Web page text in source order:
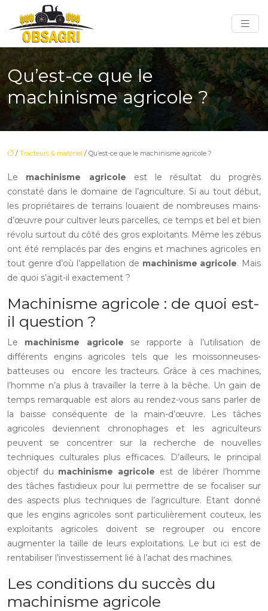
Qu’est-ce que le
machinisme agricole ?
/ Tracteurs & matériel / Qu’est-ce que le machinisme agricole ?
Le machinisme agricole est le résultat du progrès
constaté dans le domaine de l’agriculture. Si au tout début,
les propriétaires de terrains louaient de nombreuses mains-
d’œuvre pour cultiver leurs parcelles, ce temps et bel et bien
révolu surtout du côté des gros exploitants. Même les zébus
ont été remplacés par des engins et machines agricoles en
tout genre d’où l’appellation de machinisme agricole. Mais
de quoi s’agit-il exactement ?
Machinisme agricole : de quoi est-
il question ?
Le machinisme agricole se rapporte à l’utilisation de
différents engins agricoles tels que les moissonneuses-
batteuses ou encore les tracteurs. Grâce à ces machines,
l’homme n’a plus à travailler la terre à la bêche. Un gain de
temps remarquable est alors au rendez-vous sans parler de
la baisse conséquente de la main-d’œuvre. Les tâches
agricoles deviennent chronophages et les agriculteurs
peuvent se concentrer sur la recherche de nouvelles
techniques culturales plus efficaces. D’ailleurs, le principal
objectif du machinisme agricole est de libérer l’homme
des tâches fastidieux pour lui permettre de se focaliser sur
des aspects plus techniques de l’agriculture. Etant donné
que les engins agricoles sont particulièrement couteux, les
exploitants agricoles doivent se regrouper ou encore
augmenter la taille de leurs exploitations. Le but ici est de
rentabiliser l’investissement lié à l’achat des machines.
Les conditions du succès du
machinisme agricole